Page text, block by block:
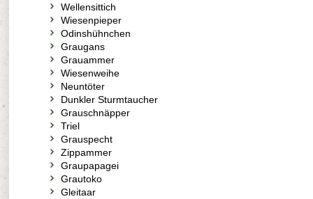
Wellensittich
Wiesenpieper
Odinshühnchen
Graugans
Grauammer
Wiesenweihe
Neuntöter
Dunkler Sturmtaucher
Grauschnäpper
Triel
Grauspecht
Zippammer
Graupapagei
Grautoko
Gleitaar